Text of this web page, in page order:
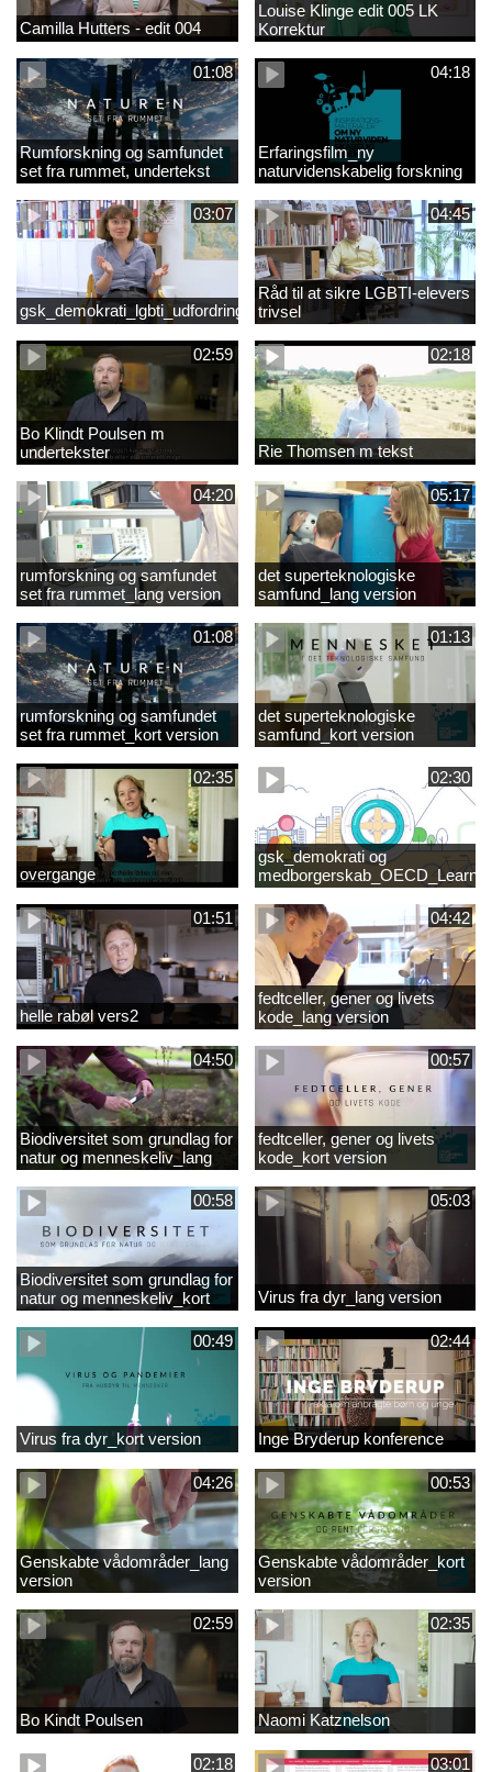
Camilla Hutters - edit 004
Louise Klinge edit 005 LK
Korrektur
01:08
Rumforskning og samfundet
set fra rummet, undertekst
04:18
Erfaringsfilm_ny
naturvidenskabelig forskning
03:07
gsk_demokrati_lgbti_udfordringer
04:45
Råd til at sikre LGBTI-elevers
trivsel
02:59
Bo Klindt Poulsen m
undertekster
02:18
Rie Thomsen m tekst
04:20
rumforskning og samfundet
set fra rummet_lang version
05:17
det superteknologiske
samfund_lang version
01:08
rumforskning og samfundet
set fra rummet_kort version
01:13
det superteknologiske
samfund_kort version
02:35
overgange
02:30
gsk_demokrati og
Compass 2030
01:51
helle rabøl vers2
04:42
fedtceller, gener og livets
kode_lang version
04:50
Biodiversitet som grundlag for
natur og menneskeliv_lang
version
00:57
fedtceller, gener og livets
kode_kort version
00:58
Biodiversitet som grundlag for
natur og menneskeliv_kort
version
05:03
Virus fra dyr_lang version
00:49
Virus fra dyr_kort version
02:44
Inge Bryderup konference
04:26
Genskabte vådområder_lang
version
00:53
Genskabte vådområder_kort
version
02:59
Bo Kindt Poulsen
02:35
Naomi Katznelson
02:18 03:01